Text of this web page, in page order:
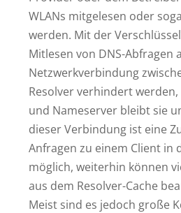
WLANs mitgelesen oder
werden. Mit der
Mitlesen von DNS-Abfragen
Netzwerkverbindung
Resolver verhindert
und Nameserver bleibt sie
dieser Verbindung ist eine
Anfragen zu einem Client in
möglich, weiterhin können
aus dem Resolver-Cache
Meist sind es jedoch große